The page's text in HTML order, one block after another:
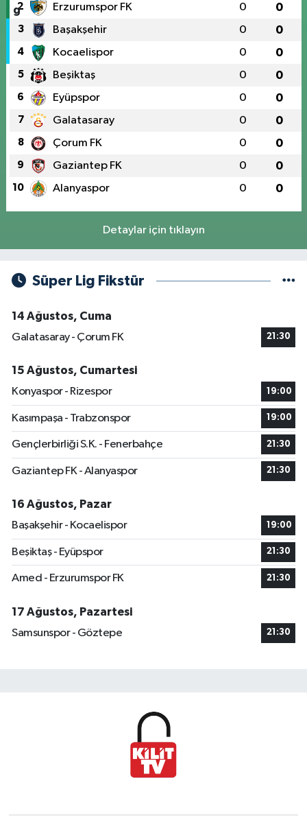
2 Erzurumspor FK 0 0
3 Başakşehir 0 0
4 Kocaelispor 0 0
5 Beşiktaş 0 0
6 Eyüpspor 0 0
7 Galatasaray 0 0
8 Çorum FK 0 0
9 Gaziantep FK 0 0
10 Alanyaspor 0 0
Detaylar için tıklayın
Süper Lig Fikstür
14 Ağustos, Cuma
Galatasaray - Çorum FK
21:30
15 Ağustos, Cumartesi
Konyaspor - Rizespor
19:00
Kasımpaşa - Trabzonspor 19:00
Gençlerbirliği S.K. - Fenerbahçe 21:30
Gaziantep FK - Alanyaspor 21:30
16 Ağustos, Pazar
Başakşehir - Kocaelispor
19:00
Beşiktaş - Eyüpspor 21:30
Amed - Erzurumspor FK 21:30
17 Ağustos, Pazartesi
Samsunspor - Göztepe
21:30